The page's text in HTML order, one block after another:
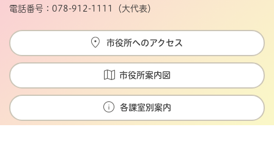
電話番号：078-912-1111（大代表）
市役所へのアクセス
市役所案内図
各課室別案内